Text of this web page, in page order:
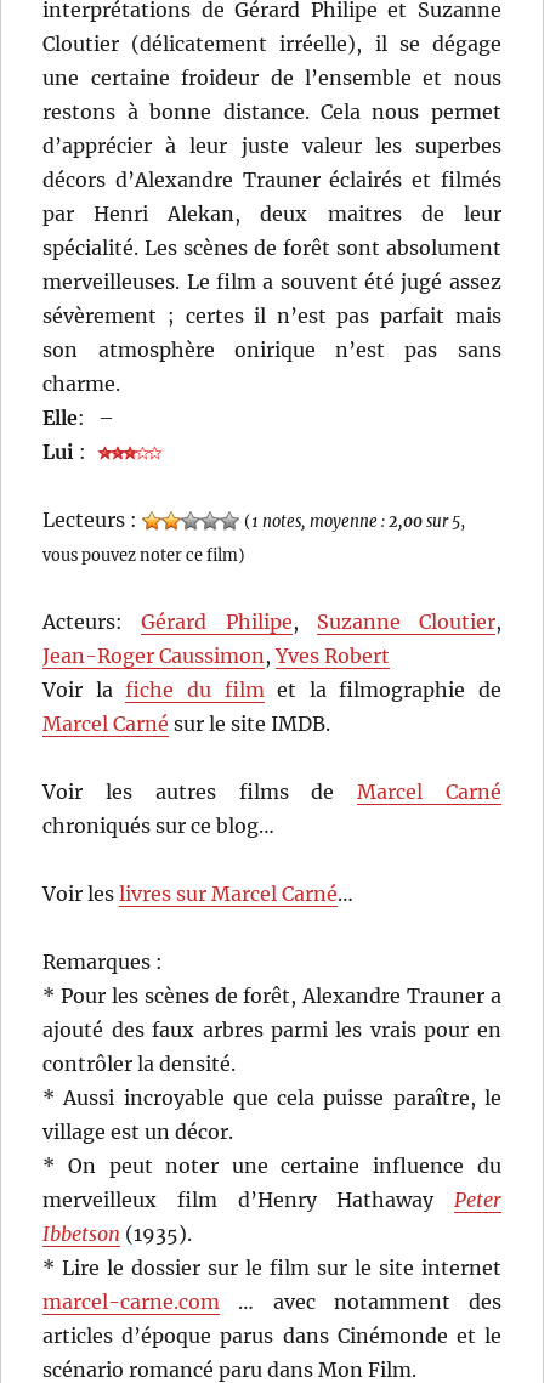
interprétations de Gérard Philipe et Suzanne
Cloutier (délicatement irréelle), il se dégage
une certaine froideur de l’ensemble et nous
restons à bonne distance. Cela nous permet
d’apprécier à leur juste valeur les superbes
décors d’Alexandre Trauner éclairés et filmés
par Henri Alekan, deux maitres de leur
spécialité. Les scènes de forêt sont absolument
merveilleuses. Le film a souvent été jugé assez
sévèrement ; certes il n’est pas parfait mais
son atmosphère onirique n’est pas sans
charme.
Elle:
–
Lui :
Lecteurs : (1 notes, moyenne : 2,00sur 5,
vous pouvez noter ce film)
Acteurs:Gérard Philipe, Suzanne Cloutier,
Jean-Roger Caussimon ,Yves Robert
Voir lafiche du film et la filmographie de
Marcel Carné sur le site IMDB.
Voir les autres films de Marcel Carné
chroniqués sur ce blog…
Voir leslivres sur Marcel Carné…
Remarques :
* Pour les scènes de forêt, Alexandre Trauner a
ajouté des faux arbres parmi les vrais pour en
contrôler la densité.
* Aussi incroyable que cela puisse paraître, le
village est un décor.
* On peut noter une certaine influence du
merveilleux film d’Henry Hathaway Peter
Ibbetson (1935).
* Lire le dossier sur le film sur le site internet
marcel-carne.com … avec notamment des
articles d’époque parus dans Cinémonde et le
scénario romancé paru dans Mon Film.